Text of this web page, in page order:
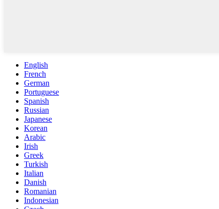
English
French
German
Portuguese
Spanish
Russian
Japanese
Korean
Arabic
Irish
Greek
Turkish
Italian
Danish
Romanian
Indonesian